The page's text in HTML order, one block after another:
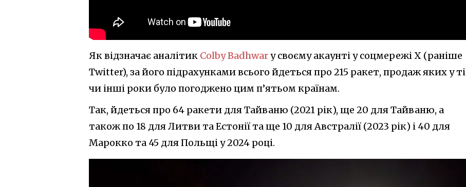
Як відзначає аналітик Colby Badhwarу своєму акаунті у соцмережі X (раніше
Twitter), за його підрахунками всього йдеться про 215 ракет, продаж яких у ті
чи інші роки було погоджено цим п’ятьом країнам.
Так, йдеться про 64 ракети для Тайваню (2021 рік), ще 20 для Тайваню, а
також по 18 для Литви та Естонії та ще 10 для Австралії (2023 рік) і 40 для
Марокко та 45 для Польщі у 2024 році.